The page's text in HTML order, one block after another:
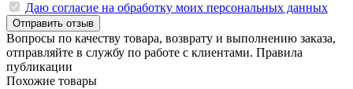
Даю согласие на обработку моих персональных данных
Отправить отзыв
Вопросы по качеству товара, возврату и выполнению заказа,
отправляйте в службу по работе с клиентами. Правила
публикации
Похожие товары